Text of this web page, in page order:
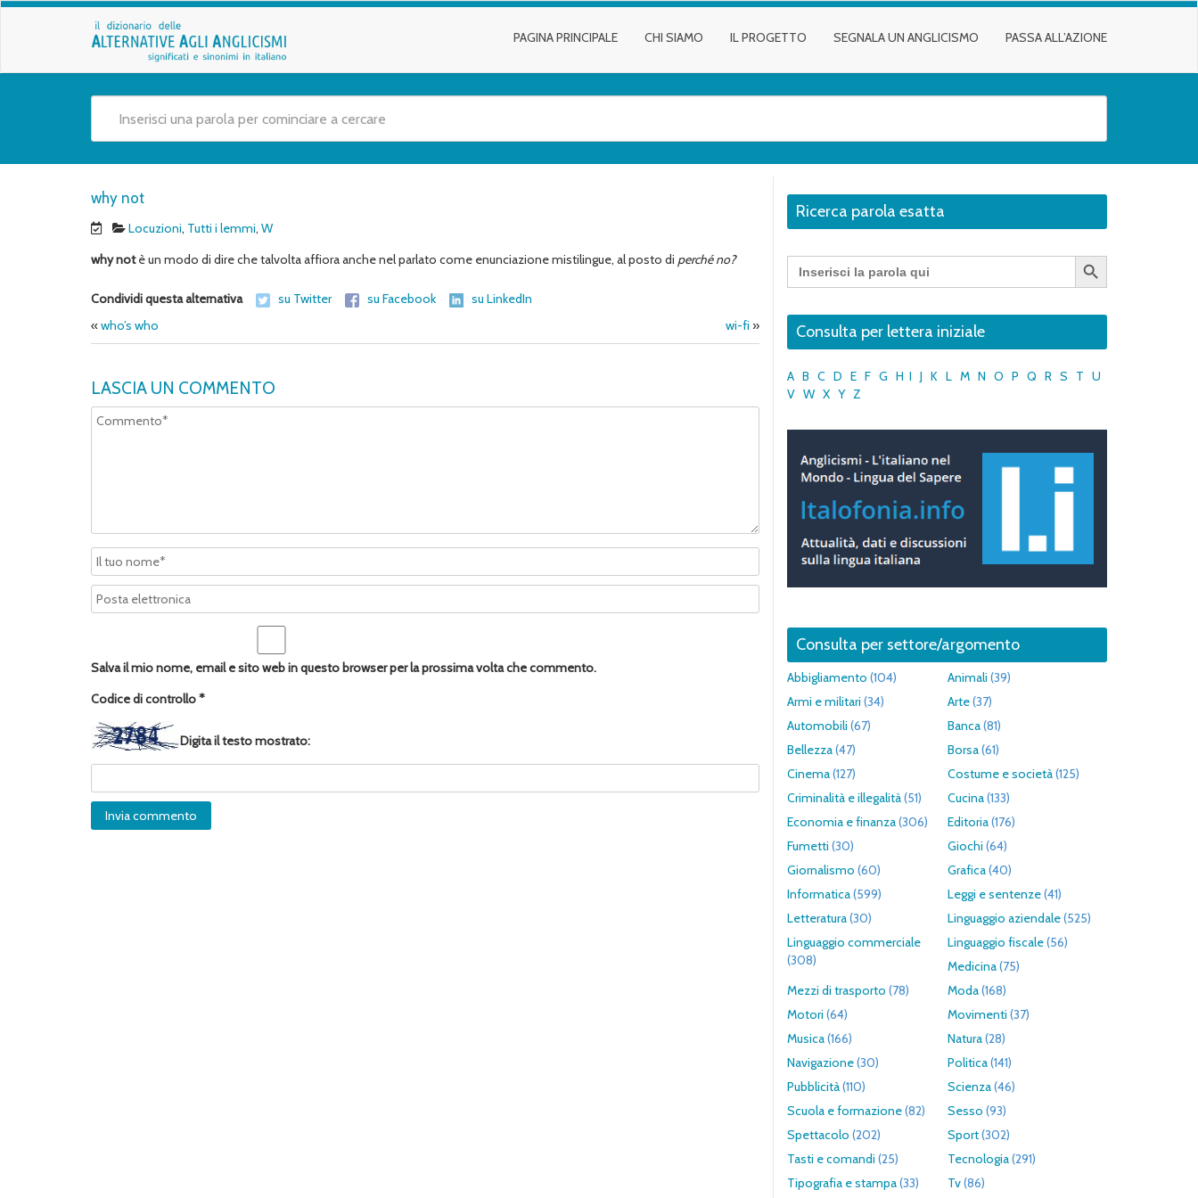
PAGINA PRINCIPALE CHI SIAMO IL PROGETTO SEGNALA UN ANGLICISMO PASSA ALL’AZIONE
why not
Locuzioni, Tutti i lemmi, W
why notè un modo di dire che talvolta affiora anche nel parlato come enunciazione mistilingue, al posto di perché no?
Condividi questa alternativa su Twitter su Facebook
su LinkedIn
«who’s who wi-fi »
LASCIA UN COMMENTO
Salva il mio nome, email e sito web in questo browser per la prossima volta che commento.
Codice di controllo*
Digita il testo mostrato:
Ricerca parola esatta
Search
for:
Search Button
Consulta per lettera iniziale
A B C D E F G H I J K L M N O P Q R S T U
V W X Y Z
Consulta per settore/argomento
Abbigliamento (104) Animali (39)
Armi e militari (34) Arte(37)
Automobili (67) Banca(81)
Bellezza(47) Borsa(61)
Cinema(127) Costume e società(125)
Criminalità e illegalità(51) Cucina(133)
Economia e finanza(306) Editoria(176)
Fumetti (30) Giochi (64)
Giornalismo (60) Grafica(40)
Informatica(599) Leggi e sentenze(41)
Letteratura(30) Linguaggio aziendale(525)
Linguaggio commerciale
(308)
Linguaggio fiscale(56)
Medicina(75)
Mezzi di trasporto (78) Moda(168)
Motori (64) Movimenti (37)
Musica(166) Natura(28)
Navigazione(30) Politica(141)
Pubblicità(110) Scienza(46)
Scuola e formazione(82) Sesso (93)
Spettacolo (202) Sport(302)
Tasti e comandi (25) Tecnologia(291)
Tipografia e stampa(33) Tv(86)